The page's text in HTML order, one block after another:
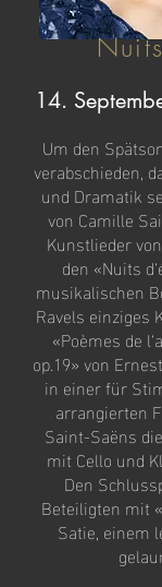
14.
Um den
verabschieden,
und Dramatik
von Camille
Kunstlieder
den «Nuits
musikalischen
Ravels einziges
«Poèmes de
op.19» von
in einer für
arrangierten
Saint-Saëns
mit Cello und
Den
Beteiligten mit
Satie, einem